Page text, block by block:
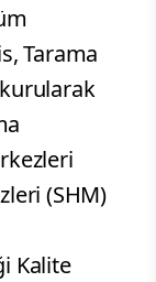
Tarama
(SHM)
Kalite